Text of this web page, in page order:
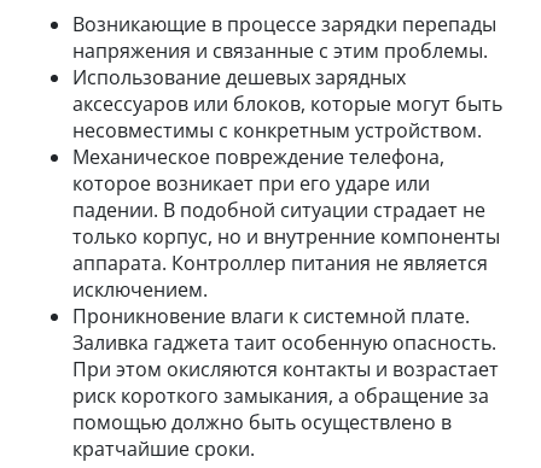
Возникающие в процессе зарядки перепады
напряжения и связанные с этим проблемы.
Использование дешевых зарядных
аксессуаров или блоков, которые могут быть
несовместимы с конкретным устройством.
Механическое повреждение телефона,
которое возникает при его ударе или
падении. В подобной ситуации страдает не
только корпус, но и внутренние компоненты
аппарата. Контроллер питания не является
исключением.
Проникновение влаги к системной плате.
Заливка гаджета таит особенную опасность.
При этом окисляются контакты и возрастает
риск короткого замыкания, а обращение за
помощью должно быть осуществлено в
кратчайшие сроки.